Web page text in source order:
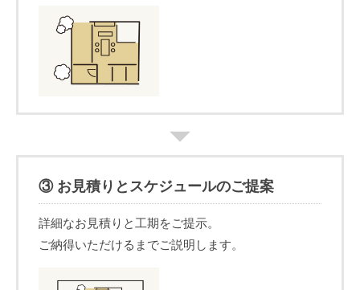
③ お見積りとスケジュールのご提案
詳細なお見積りと工期をご提示。
ご納得いただけるまでご説明します。